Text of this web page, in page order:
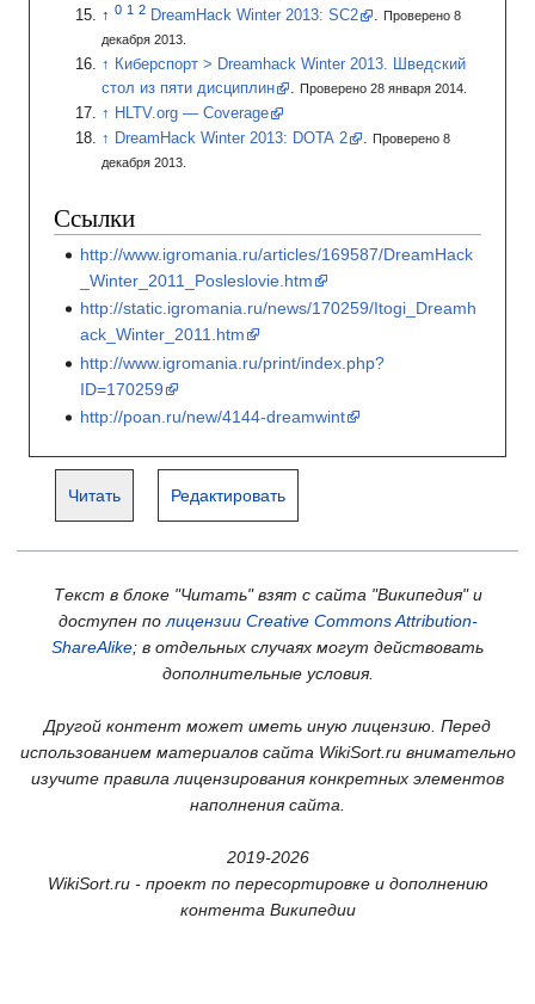
DreamHack Winter 2013: SC2
Проверено 8
декабря 2013.
Киберспорт > Dreamhack Winter 2013. Шведский
стол из пяти дисциплин
. Проверено 28 января 2014.
HLTV.org — Coverage
DreamHack Winter 2013: DOTA 2
. Проверено 8
декабря 2013.
Ссылки
http://www.igromania.ru/articles/169587/DreamHack
_Winter_2011_Posleslovie.htm
http://static.igromania.ru/news/170259/Itogi_Dreamh
ack_Winter_2011.htm
http://www.igromania.ru/print/index.php?
ID=170259
http://poan.ru/new/4144-dreamwint
Читать Редактировать
Текст в блоке "Читать" взят с сайта "Википедия" и
доступен по лицензии Creative Commons Attribution-
ShareAlike; в отдельных случаях могут действовать
дополнительные условия.
Другой контент может иметь иную лицензию. Перед
использованием материалов сайта WikiSort.ru внимательно
изучите правила лицензирования конкретных элементов
наполнения сайта.
2019-2026
WikiSort.ru - проект по пересортировке и дополнению
контента Википедии